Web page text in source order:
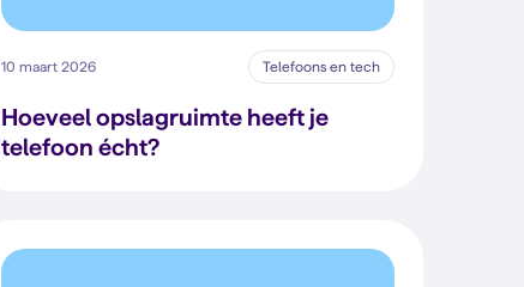
10 maart 2026 Telefoons en tech
Hoeveel opslagruimte heeft je
telefoon écht?